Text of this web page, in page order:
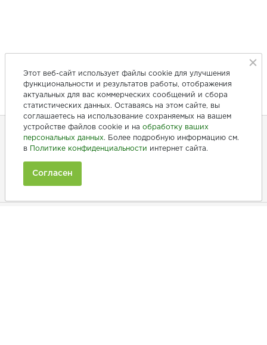
+7 (846) 275-20-10
Этот веб-сайт использует файлы cookie для улучшения
функциональности и результатов работы, отображения
актуальных для вас коммерческих сообщений и сбора
статистических данных. Оставаясь на этом сайте, вы
соглашаетесь на использование сохраняемых на вашем
устройстве файлов cookie и на обработку ваших
персональных данных. Более подробную информацию см.
в
Политике конфиденциальности интернет сайта.
Согласен